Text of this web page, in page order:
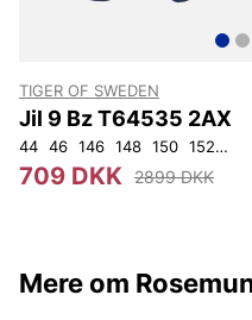
TIGER OF SWEDEN
Jil 9 Bz T64535 2AX
44 46 146 148 150 152 92
709 DKK 2899 DKK
Mere om